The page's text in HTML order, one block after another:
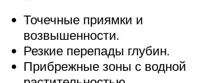
Точечные приямки и
возвышенности.
Резкие перепады глубин.
Прибрежные зоны с водной